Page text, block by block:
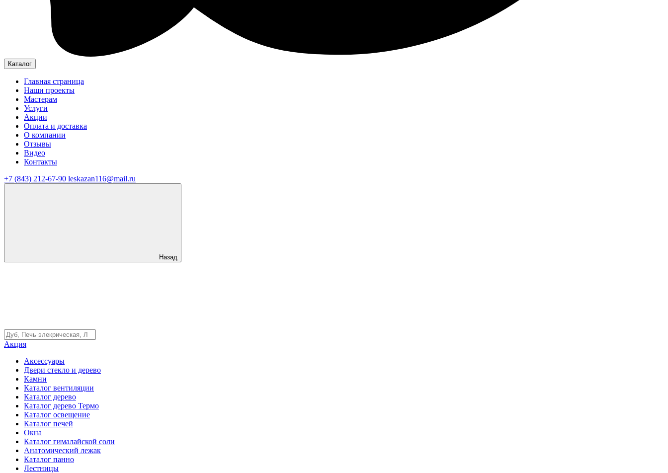
Каталог
Главная страница
Наши проекты
Мастерам
Услуги
Акции
Оплата и доставка
О компании
Отзывы
Видео
Контакты
+7 (843) 212-67-90 leskazan116@mail.ru
Назад
Акция
Аксессуары
Двери стекло и дерево
Камни
Каталог вентиляции
Каталог дерево
Каталог дерево Термо
Каталог освещение
Каталог печей
Окна
Каталог гималайской соли
Анатомический лежак
Каталог панно
Лестницы